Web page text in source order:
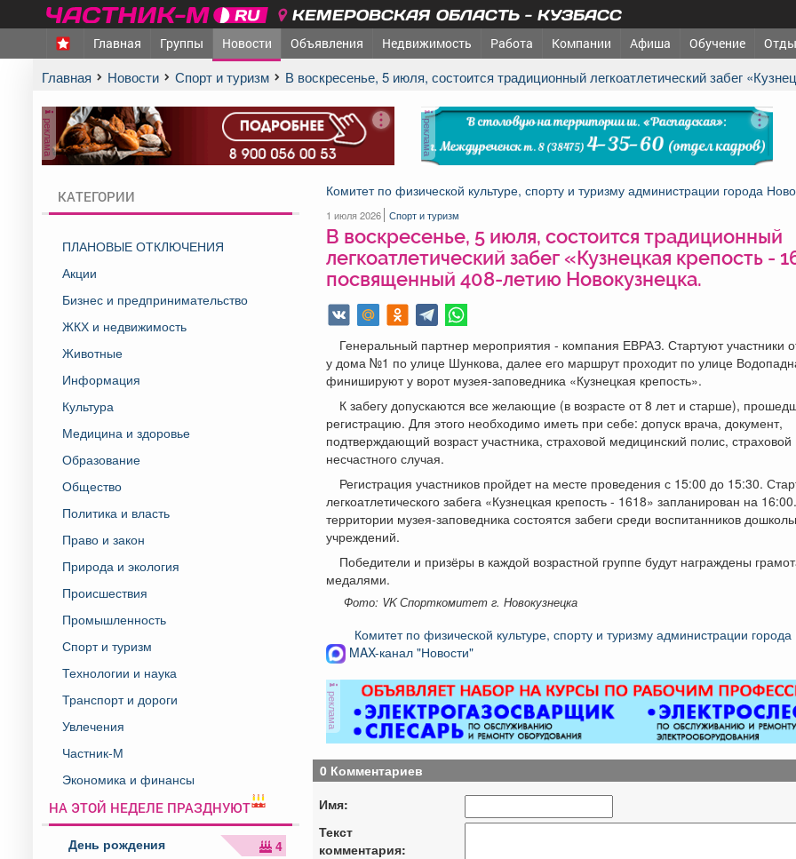
КЕМЕРОВСКАЯ ОБЛАСТЬ - КУЗБАСС
Главная Группы Новости Объявления Недвижимость Работа Компании Афиша Обучение
Главная Новости Спорт и туризм В воскресенье, 5 июля, состоится традиционный легкоатлетический забег
реклама реклама
КАТЕГОРИИ
ПЛАНОВЫЕ ОТКЛЮЧЕНИЯ
Акции
Бизнес и предпринимательство
ЖКХ и недвижимость
Животные
Информация
Культура
Медицина и здоровье
Образование
Общество
Политика и власть
Право и закон
Природа и экология
Происшествия
Промышленность
Спорт и туризм
Технологии и наука
Транспорт и дороги
Увлечения
Частник-М
Экономика и финансы
НА ЭТОЙ НЕДЕЛЕ ПРАЗДНУЮТ
День рождения
4
Комитет по физической культуре, спорту и туризму администрации города
1 июля 2026 Спорт и туризм
В воскресенье, 5 июля, состоится традиционный
легкоатлетический забег «Кузнецкая крепость -
посвященный 408-летию Новокузнецка.
Генеральный партнер мероприятия - компания ЕВРАЗ. Стартуют участники
у дома №1 по улице Шункова, далее его маршрут проходит по улице
финишируют у ворот музея-заповедника «Кузнецкая крепость».
К забегу допускаются все желающие (в возрасте от 8 лет и старше),
регистрацию. Для этого необходимо иметь при себе: допуск врача, документ,
подтверждающий возраст участника, страховой медицинский полис, страховой
несчастного случая.
Регистрация участников пройдет на месте проведения с 15:00 до 15:30.
легкоатлетического забега «Кузнецкая крепость - 1618» запланирован на
территории музея-заповедника состоятся забеги среди воспитанников
учреждений.
Победители и призёры в каждой возрастной группе будут награждены
медалями.
Фото: VK Спорткомитет г. Новокузнецка
Комитет по физической культуре, спорту и туризму администрации города
MAX-канал "Новости"
реклама
0 Комментариев
Имя:
Текст
комментария: